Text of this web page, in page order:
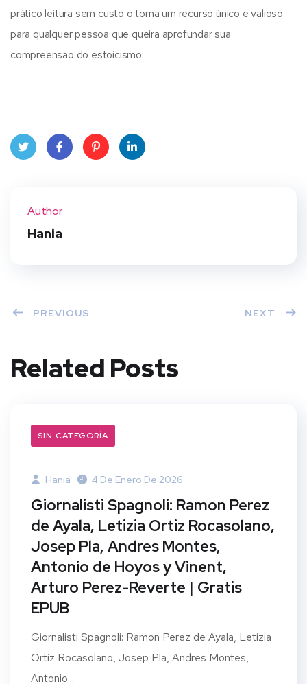
prático leitura sem custo o torna um recurso único e valioso
para qualquer pessoa que queira aprofundar sua
compreensão do estoicismo.
Author
Hania
PREVIOUS NEXT
Related Posts
SIN CATEGORÍA
Hania 4 De Enero De 2026
Giornalisti Spagnoli: Ramon Perez
de Ayala, Letizia Ortiz Rocasolano,
Josep Pla, Andres Montes,
Antonio de Hoyos y Vinent,
Arturo Perez-Reverte | Gratis
EPUB
Giornalisti Spagnoli: Ramon Perez de Ayala, Letizia
Ortiz Rocasolano, Josep Pla, Andres Montes,
Antonio...